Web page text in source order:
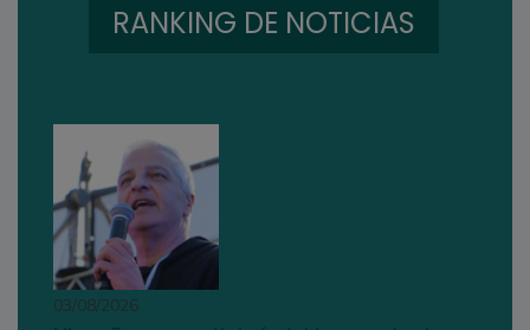
RANKING DE NOTICIAS
03/08/2026